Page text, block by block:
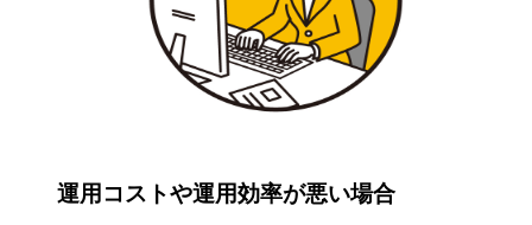
運用コストや運用効率が悪い場合